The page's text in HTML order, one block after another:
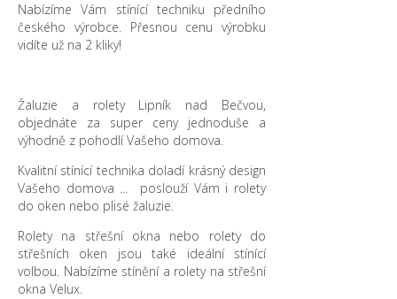
Nabízíme Vám stínící techniku předního
českého výrobce. Přesnou cenu výrobku
vidíte už na 2 kliky!
Žaluzie a rolety Lipník nad Bečvou,
objednáte za super ceny jednoduše a
výhodně z pohodlí Vašeho domova.
Kvalitní stínící technika doladí krásný design
Vašeho domova ... poslouží Vám i rolety
do oken nebo plisé žaluzie.
Rolety na střešní okna nebo rolety do
střešních oken jsou také ideální stínící
volbou. Nabízíme stínění a rolety na střešní
okna Velux.